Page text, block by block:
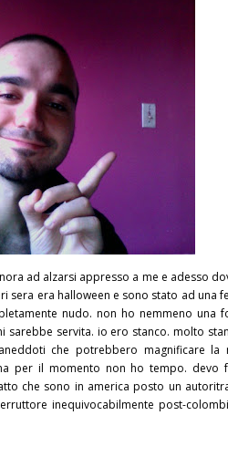
ad alzarsi appresso a me e adesso
sera era halloween e sono stato ad una
nudo. non ho nemmeno una
sarebbe servita. io ero stanco. molto
che potrebbero magnificare la
per il momento non ho tempo. devo
che sono in america posto un
inequivocabilmente post-